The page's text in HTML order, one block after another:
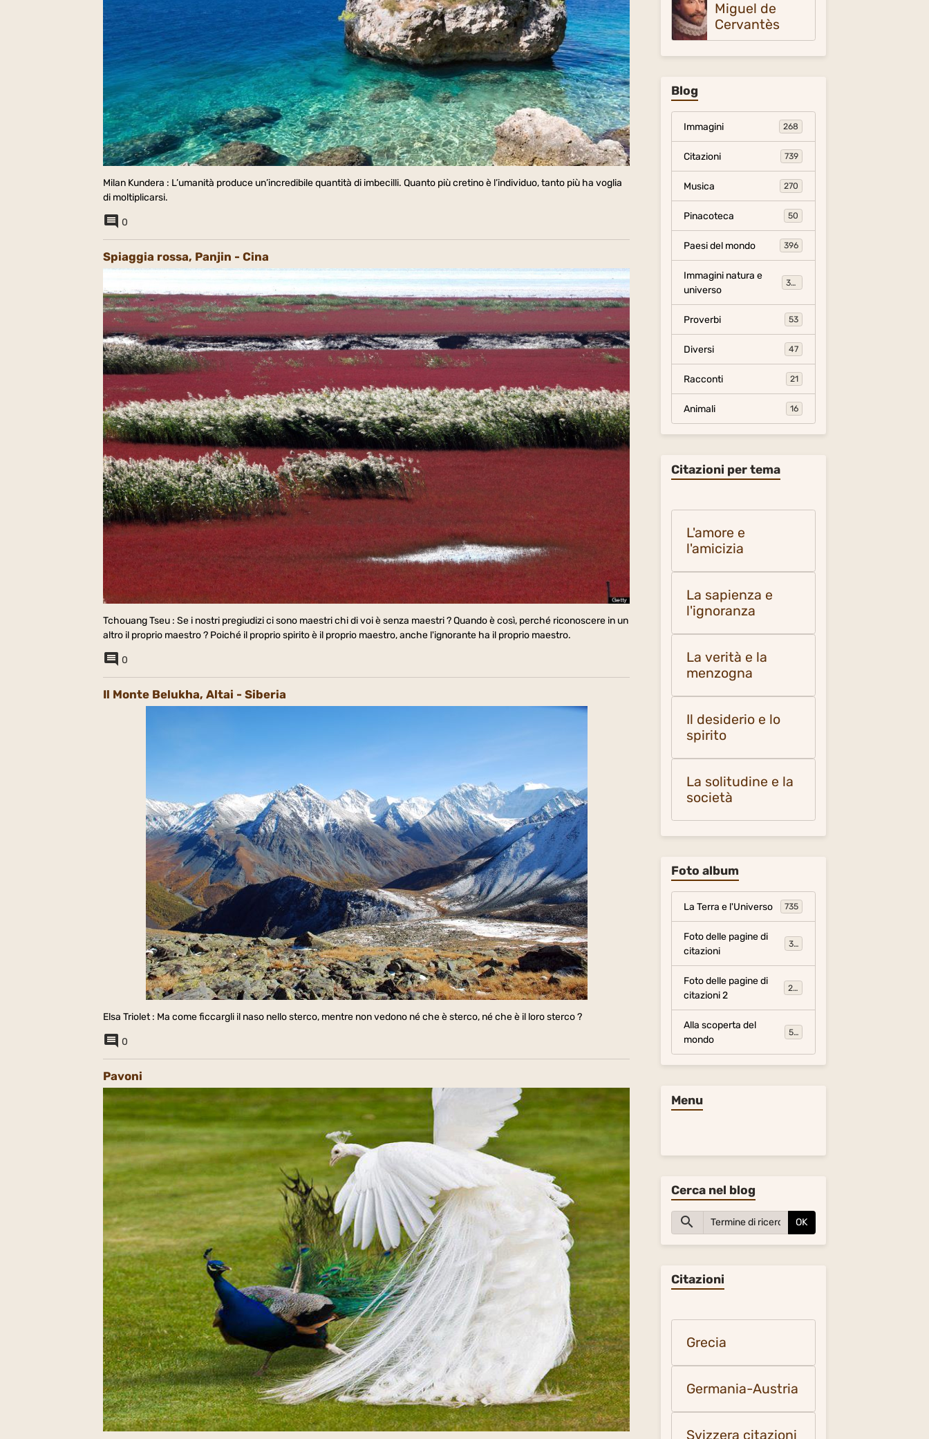
Milan Kundera : L’umanità produce un’incredibile quantità di imbecilli. Quanto più cretino è l’individuo, tanto più ha voglia
di moltiplicarsi.
0
Spiaggia rossa, Panjin - Cina
Tchouang Tseu : Se i nostri pregiudizi ci sono maestri chi di voi è senza maestri ? Quando è così, perché riconoscere in un
altro il proprio maestro ? Poiché il proprio spirito è il proprio maestro, anche l'ignorante ha il proprio maestro.
0
Il Monte Belukha, Altai - Siberia
Elsa Triolet : Ma come ficcargli il naso nello sterco, mentre non vedono né che è sterco, né che è il loro sterco ?
0
Pavoni
Miguel de
Cervantès
Blog
Immagini 268
Citazioni 739
Musica 270
Pinacoteca 50
Paesi del mondo 396
Immagini natura e
universo
306
Proverbi 53
Diversi 47
Racconti 21
Animali 16
Citazioni per tema
L'amore e
l'amicizia
La sapienza e
l'ignoranza
La verità e la
menzogna
Il desiderio e lo
spirito
La solitudine e la
società
Foto album
La Terra e l'Universo 735
Foto delle pagine di
citazioni
317
Foto delle pagine di
citazioni 2
281
Alla scoperta del
mondo
54
Menu
Cerca nel blog
OK
Citazioni
Grecia
Germania-Austria
Svizzera citazioni